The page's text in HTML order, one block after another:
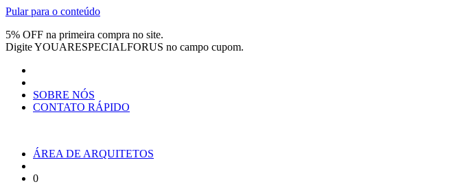
Pular para o conteúdo
5% OFF na primeira compra no site.
DigiteYOUARESPECIALFORUS no campo cupom.
SOBRE NÓS
CONTATO RÁPIDO
ÁREA DE ARQUITETOS
0